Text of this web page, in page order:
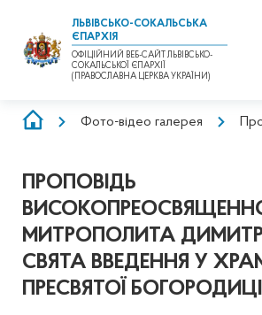
ЛЬВІВСЬКО-СОКАЛЬСЬКА
ЄПАРХІЯ
ОФІЦІЙНИЙ ВЕБ-САЙТ ЛЬВІВСЬКО-
СОКАЛЬСЬКОЇ ЄПАРХІЇ
(ПРАВОСЛАВНА ЦЕРКВА УКРАЇНИ)
РЯДОКФото-відео галерея
ПРОПОВІДЬ
МИТРОПОЛИТА
СВЯТА ВВЕДЕННЯ У
ПРЕСВЯТОЇ БОГОРОДИЦІ